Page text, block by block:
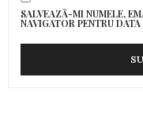
SALVEAZĂ-MI NUMELE,
NAVIGATOR PENTRU